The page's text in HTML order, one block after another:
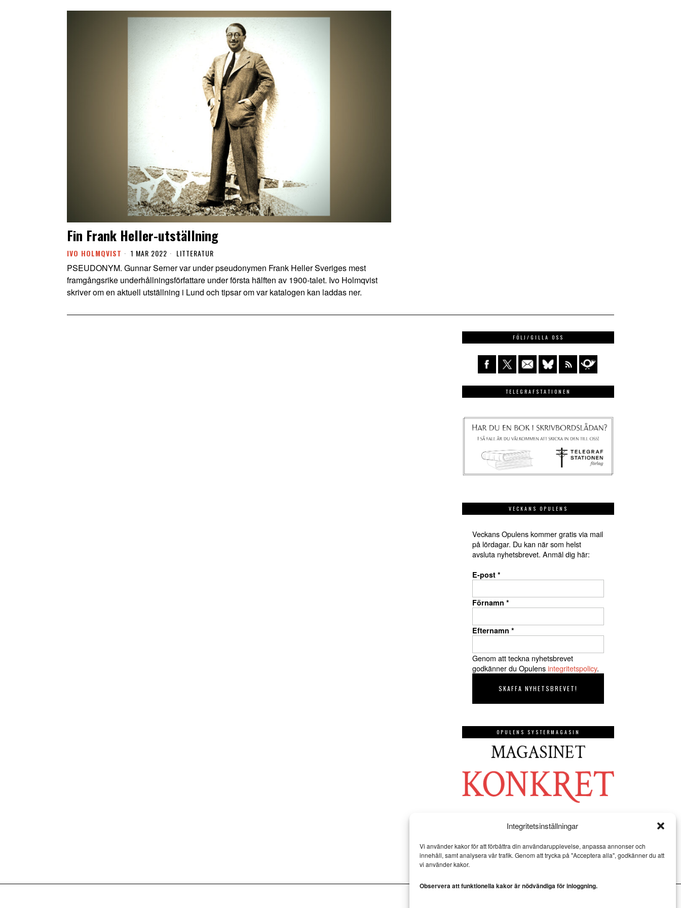
Integritetsinställningar
Vi använder kakor för att förbättra din användarupplevelse, anpassa annonser och
innehåll, samt analysera vår trafik. Genom att trycka på "Acceptera alla", godkänner du att
vi använder kakor.
Observera att funktionella kakor är nödvändiga för inloggning.
Fin Frank Heller-utställning
IVO HOLMQVIST 1 MAR 2022 LITTERATUR
PSEUDONYM. Gunnar Serner var under pseudonymen Frank Heller Sveriges mest
framgångsrike underhållningsförfattare under första hälften av 1900-talet. Ivo Holmqvist
skriver om en aktuell utställning i Lund och tipsar om var katalogen kan laddas ner.
FÖLJ/GILLA OSS
TELEGRAFSTATIONEN
VECKANS OPULENS
Veckans Opulens kommer gratis via mail
på lördagar. Du kan när som helst
avsluta nyhetsbrevet. Anmäl dig här:
E-post *
Förnamn *
Efternamn *
Genom att teckna nyhetsbrevet
godkänner du Opulensintegritetspolicy.
OPULENS SYSTERMAGASIN